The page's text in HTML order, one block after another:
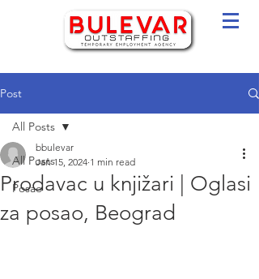
Post
All Posts
Posao
All Posts
Prodavac u knjižari | Oglasi
za posao, Beograd
bbulevar
Jan 15, 2024 1 min read